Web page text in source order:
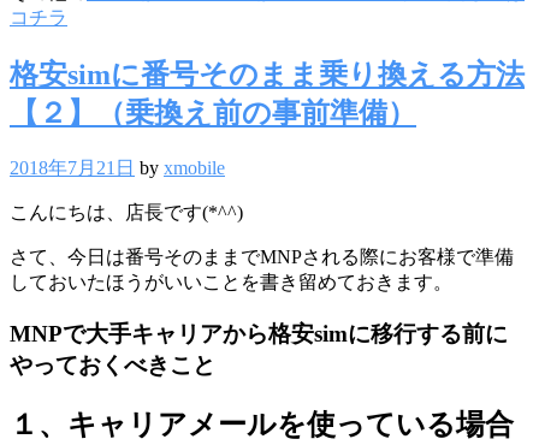
コチラ
格安simに番号そのまま乗り換える方法
【２】（乗換え前の事前準備）
2018年7月21日 by xmobile
こんにちは、店長です(*^^)
さて、今日は番号そのままでMNPされる際にお客様で準備
しておいたほうがいいことを書き留めておきます。
MNPで大手キャリアから格安simに移行する前に
やっておくべきこと
１、キャリアメールを使っている場合